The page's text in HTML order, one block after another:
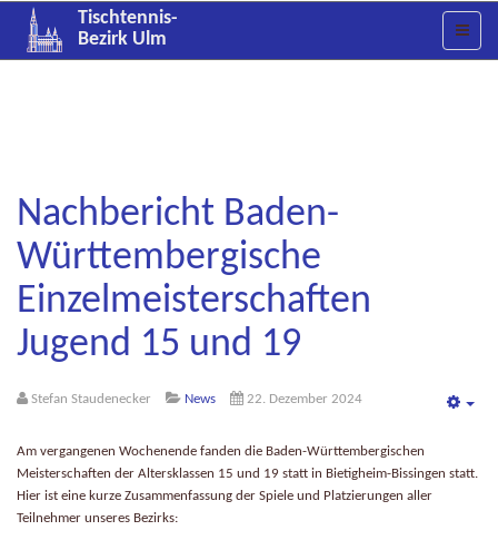
Tischtennis-
Bezirk Ulm
Nachbericht Baden-
Württembergische
Einzelmeisterschaften
Jugend 15 und 19
Stefan Staudenecker News 22. Dezember 2024
Am vergangenen Wochenende fanden die Baden-Württembergischen
Meisterschaften der Altersklassen 15 und 19 statt in Bietigheim-Bissingen statt.
Hier ist eine kurze Zusammenfassung der Spiele und Platzierungen aller
Teilnehmer unseres Bezirks: